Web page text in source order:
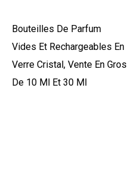
Bouteilles De Parfum
Vides Et Rechargeables En
Verre Cristal, Vente En Gros
De 10 Ml Et 30 Ml